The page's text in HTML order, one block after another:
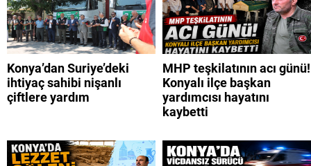
Konya’dan Suriye’deki
ihtiyaç sahibi nişanlı
çiftlere yardım
MHP teşkilatının acı günü!
Konyalı ilçe başkan
yardımcısı hayatını
kaybetti